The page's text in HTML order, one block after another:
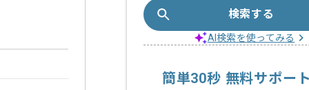
検索する
AI検索を使ってみる
簡単30秒 無料サポー